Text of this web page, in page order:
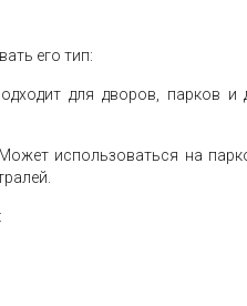
его тип:
для дворов, парков и
использоваться на